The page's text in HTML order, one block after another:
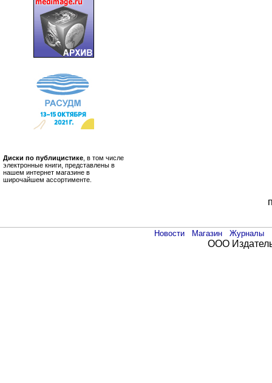
Диски по публицистике , в том числе
электронные книги, представлены в
нашем интернет магазине в
широчайшем ассортименте.
Новости Магазин Журналы
ООО